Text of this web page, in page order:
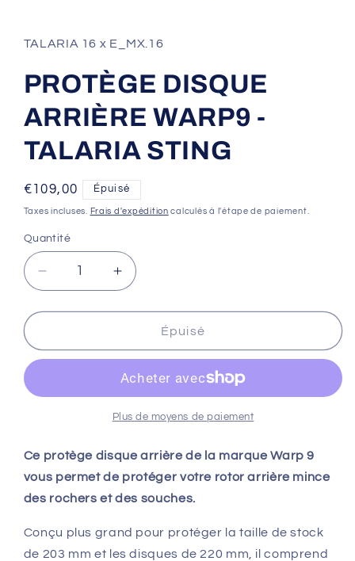
fenêtre
modale
TALARIA 16 x E_MX.16
PROTÈGE DISQUE
ARRIÈRE WARP9 -
TALARIA STING
Prix
habituel
€109,00 Épuisé
Taxes incluses. Frais d'expédition calculés à l'étape de paiement.
Quantité
Réduire
la
quantité
PROTÈGE
DISQUE
WARP9
STING
Augmenter
la
quantité
PROTÈGE
ARRIÈRE
WARP9
-
STING
Épuisé
Plus de moyens de paiement
Ce protège disque arrière de la marque Warp 9
vous permet de protéger votre rotor arrière mince
des rochers et des souches.
Conçu plus grand pour protéger la taille de stock
de 203 mm et les disques de 220 mm, il comprend